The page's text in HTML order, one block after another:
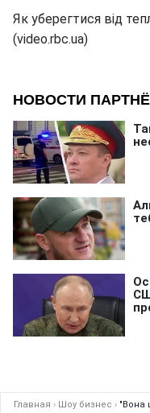
Як уберегтися від
(video.rbc.ua)
Главная › Шоу бизнес › "Вона